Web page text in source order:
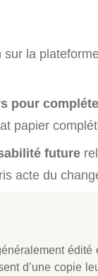
la
pour
papier
future
acte du
d’une copie